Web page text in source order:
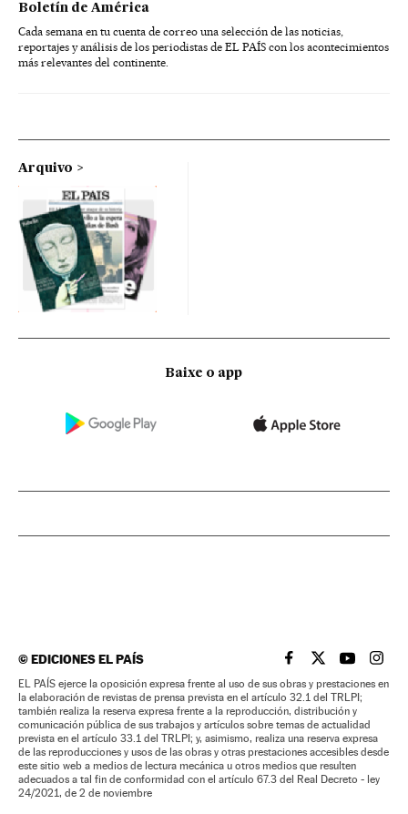
Boletín de América
Cada semana en tu cuenta de correo una selección de las noticias,
reportajes y análisis de los periodistas de EL PAÍS con los acontecimientos
más relevantes del continente.
Arquivo
Baixe o app
©EDICIONES EL PAÍS EL PAÍS BRASIL EN
EL PAÍSEL PAÍS
EL
EL PAÍS ejerce la oposición expresa frente al uso de sus obras y prestaciones en
la elaboración de revistas de prensa prevista en el artículo 32.1 del TRLPI;
también realiza la reserva expresa frente a la reproducción, distribución y
comunicación pública de sus trabajos y artículos sobre temas de actualidad
prevista en el artículo 33.1 del TRLPI; y, asimismo, realiza una reserva expresa
de las reproducciones y usos de las obras y otras prestaciones accesibles desde
este sitio web a medios de lectura mecánica u otros medios que resulten
adecuados a tal fin de conformidad con el artículo 67.3 del Real Decreto - ley
24/2021, de 2 de noviembre